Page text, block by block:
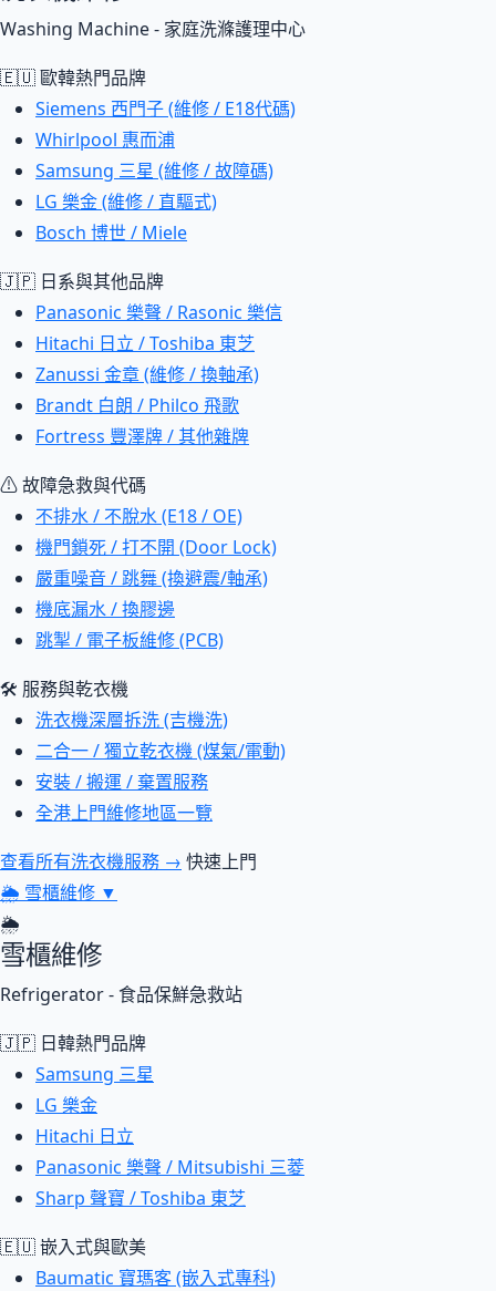
Washing Machine - 家庭洗滌護理中心
🇪🇺 歐韓熱門品牌
Siemens 西門子 (維修 / E18代碼)
Whirlpool 惠而浦
Samsung 三星 (維修 / 故障碼)
LG 樂金 (維修 / 直驅式)
Bosch 博世 / Miele
🇯🇵 日系與其他品牌
Panasonic 樂聲 / Rasonic 樂信
Hitachi 日立 / Toshiba 東芝
Zanussi 金章 (維修 / 換軸承)
Brandt 白朗 / Philco 飛歌
Fortress 豐澤牌 / 其他雜牌
⚠ 故障急救與代碼
不排水 / 不脫水 (E18 / OE)
機門鎖死 / 打不開 (Door Lock)
嚴重噪音 / 跳舞 (換避震/軸承)
機底漏水 / 換膠邊
跳掣 / 電子板維修 (PCB)
🛠 服務與乾衣機
洗衣機深層拆洗 (吉機洗)
二合一 / 獨立乾衣機 (煤氣/電動)
安裝 / 搬運 / 棄置服務
全港上門維修地區一覽
查看所有洗衣機服務 → 快速上門
🌦 雪櫃維修 ▼
🌦
雪櫃維修
Refrigerator - 食品保鮮急救站
🇯🇵 日韓熱門品牌
Samsung 三星
LG 樂金
Hitachi 日立
Panasonic 樂聲 / Mitsubishi 三菱
Sharp 聲寶 / Toshiba 東芝
🇪🇺 嵌入式與歐美
Baumatic 寶瑪客 (嵌入式專科)